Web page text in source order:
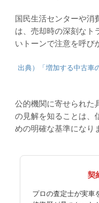
国民生活センターや消
は、売却時の深刻なト
いトーンで注意を呼び
出典）「増加する中古車
公的機関に寄せられた
の見解を知ることは、
めの明確な基準になり
契
プロの査定士が実車